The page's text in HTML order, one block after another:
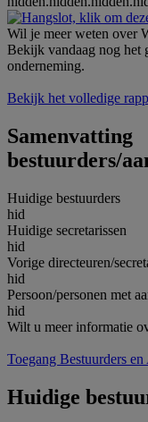
Wil je meer weten over
Bekijk vandaag nog het
onderneming.
Bekijk het volledige
Samenvatting
bestuurders/
Huidige bestuurders
hid
Huidige secretarissen
hid
Vorige directeuren/
hid
Persoon/personen met
hid
Wilt u meer informatie
Toegang Bestuurders
Huidige